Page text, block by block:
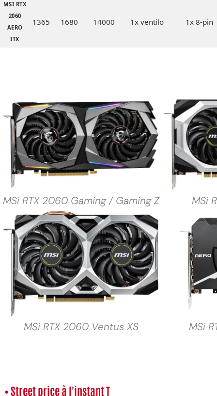
MSI RTX
2060
AERO
ITX
1365 1680 14000 1x ventilo 1x 8-pin
MSi RTX 2060 Gaming / Gaming Z MSi
MSi RTX 2060 Ventus XS MSi
• Street price à l'instant T